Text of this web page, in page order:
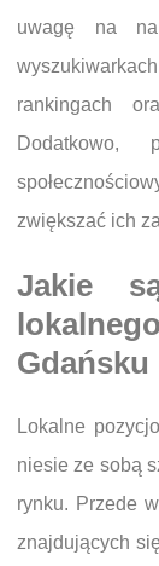
uwagę na
rankingach
Dodatkowo,
zwiększać ich
Jakie
Gdańsku
Lokalne
niesie ze sobą
rynku. Przede
znajdujących